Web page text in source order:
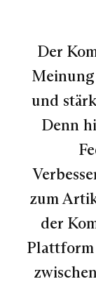
Der
und
Denn
zum
der